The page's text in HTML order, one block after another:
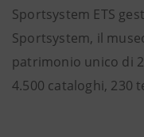
Sportsystem ETS
Sportsystem, il
patrimonio unico di
4.500 cataloghi, 230